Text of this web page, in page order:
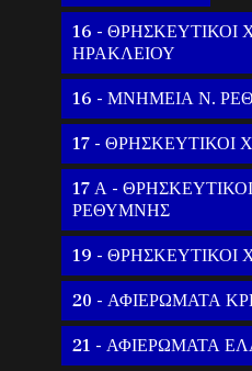
16 - ΘΡΗΣΚΕΥΤΙΚΟΙ
ΗΡΑΚΛΕΙΟΥ
16 - ΜΝΗΜΕΙΑ Ν.
17 - ΘΡΗΣΚΕΥΤΙΚΟΙ
17 Α -
ΡΕΘΥΜΝΗΣ
19 - ΘΡΗΣΚΕΥΤΙΚΟΙ
20 - ΑΦΙΕΡΩΜΑΤΑ
21 - ΑΦΙΕΡΩΜΑΤΑ